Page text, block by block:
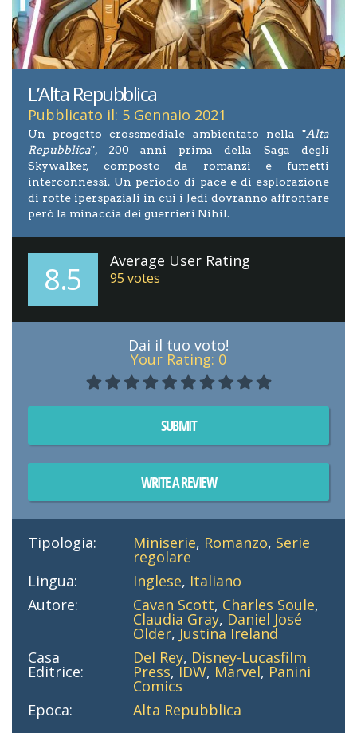
L’Alta Repubblica
Pubblicato il: 5 Gennaio 2021
Un progetto crossmediale ambientato nella "Alta
Repubblica", 200 anni prima della Saga degli
Skywalker, composto da romanzi e fumetti
interconnessi. Un periodo di pace e di esplorazione
di rotte iperspaziali in cui i Jedi dovranno affrontare
però la minaccia dei guerrieri Nihil.
8.5 Average User Rating
95 votes
Dai il tuo voto!
Your Rating: 0
SUBMIT
WRITE A REVIEW
Tipologia: Miniserie, Romanzo, Serie
regolare
Lingua:
Inglese, Italiano
Autore:
Cavan Scott, Charles Soule,
Claudia Gray, Daniel José
Older, Justina Ireland
Casa
Editrice:
Del Rey, Disney-Lucasfilm
Press,IDW, Marvel, Panini
Comics
Epoca:
Alta Repubblica